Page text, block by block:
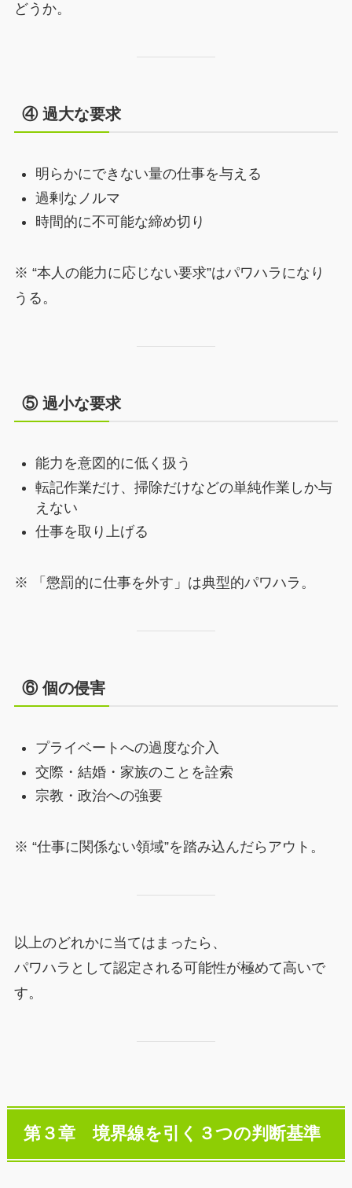
どうか。
④ 過大な要求
明らかにできない量の仕事を与える
過剰なノルマ
時間的に不可能な締め切り
※ “本人の能力に応じない要求”はパワハラになり
うる。
⑤ 過小な要求
能力を意図的に低く扱う
転記作業だけ、掃除だけなどの単純作業しか与
えない
仕事を取り上げる
※ 「懲罰的に仕事を外す」は典型的パワハラ。
⑥ 個の侵害
プライベートへの過度な介入
交際・結婚・家族のことを詮索
宗教・政治への強要
※ “仕事に関係ない領域”を踏み込んだらアウト。
以上のどれかに当てはまったら、
パワハラとして認定される可能性が極めて高いで
す。
第３章 境界線を引く３つの判断基準